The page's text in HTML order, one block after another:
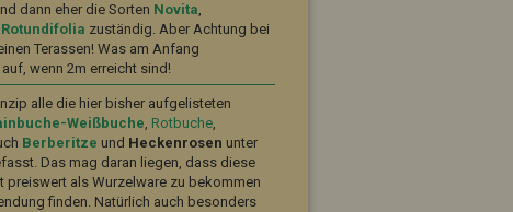
dann eher die Sorten Novita,
Rotundifolia zuständig. Aber Achtung bei
Terassen! Was am Anfang
wenn 2m erreicht sind!
alle die hier bisher aufgelisteten
Weißbuche, Rotbuche,
Berberitze und Heckenrosen unter
Das mag daran liegen, dass diese
preiswert als Wurzelware zu bekommen
finden. Natürlich auch besonders